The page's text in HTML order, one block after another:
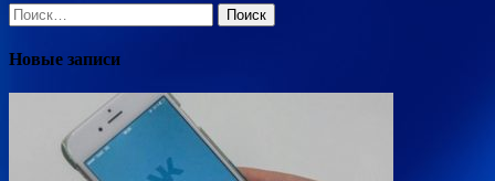
Найти:
Новые записи